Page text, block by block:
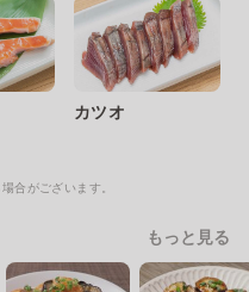
カツオ
合がございます。
もっと見る